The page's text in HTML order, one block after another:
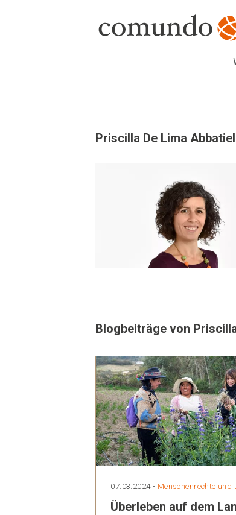
Priscilla De Lima
Blogbeiträge von
07.03.2024 - Menschenrechte und
Überleben auf dem